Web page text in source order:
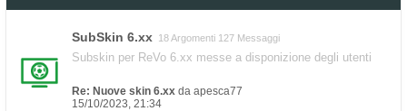
SubSkin 6.xx 18 Argomenti 127 Messaggi
Subskin per ReVo 6.xx messe a disponizione degli utenti
Re: Nuove skin 6.xx da apesca77
15/10/2023, 21:34